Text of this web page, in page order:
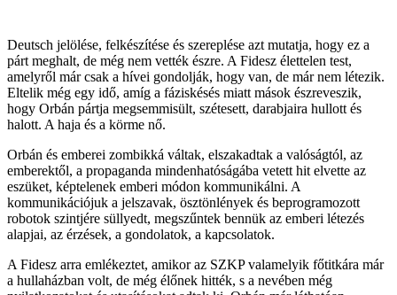
Deutsch jelölése, felkészítése és szereplése azt mutatja, hogy ez a
párt meghalt, de még nem vették észre. A Fidesz élettelen test,
amelyről már csak a hívei gondolják, hogy van, de már nem létezik.
Eltelik még egy idő, amíg a fáziskésés miatt mások észreveszik,
hogy Orbán pártja megsemmisült, szétesett, darabjaira hullott és
halott. A haja és a körme nő.
Orbán és emberei zombikká váltak, elszakadtak a valóságtól, az
emberektől, a propaganda mindenhatóságába vetett hit elvette az
eszüket, képtelenek emberi módon kommunikálni. A
kommunikációjuk a jelszavak, ösztönlények és beprogramozott
robotok szintjére süllyedt, megszűntek bennük az emberi létezés
alapjai, az érzések, a gondolatok, a kapcsolatok.
A Fidesz arra emlékeztet, amikor az SZKP valamelyik főtitkára már
a hullaházban volt, de még élőnek hitték, s a nevében még